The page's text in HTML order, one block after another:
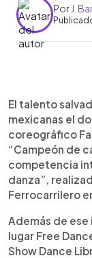
Por J.
El talento
mexicanas el
coreográfico
“Campeón de
competencia
danza”,
Ferrocarrilero
Además de
lugar Free
Show Dance